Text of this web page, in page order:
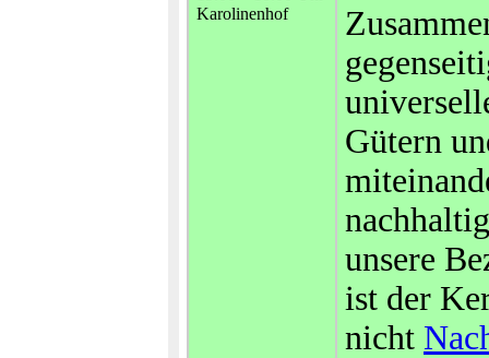
Karolinenhof
Gütern
unsere
ist der
nicht